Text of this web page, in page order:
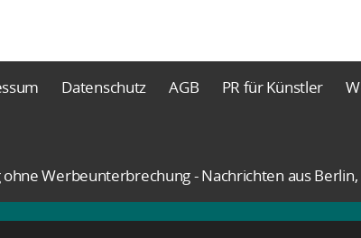
Datenschutz AGB PR für Künstler
Werbeunterbrechung - Nachrichten aus